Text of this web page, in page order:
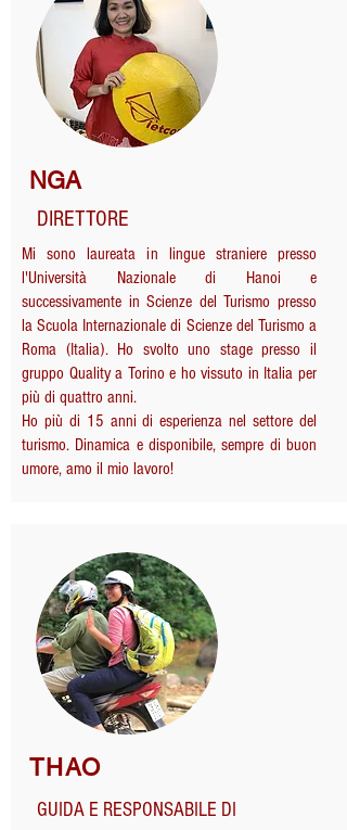
NGA
DIRETTORE
Mi sono laureata in lingue straniere presso
l'Università Nazionale di Hanoi e
successivamente in Scienze del Turismo presso
la Scuola Internazionale di Scienze del Turismo a
Roma (Italia). Ho svolto uno stage presso il
gruppo Quality a Torino e ho vissuto in Italia per
più di quattro anni.
Ho più di 15 anni di esperienza nel settore del
turismo. Dinamica e disponibile, sempre di buon
umore, amo il mio lavoro!
THAO
GUIDA E RESPONSABILE DI